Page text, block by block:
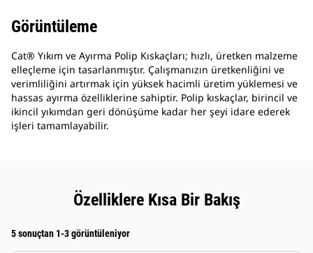
Görüntüleme
Cat® Yıkım ve Ayırma Polip Kıskaçları; hızlı, üretken malzeme
elleçleme için tasarlanmıştır. Çalışmanızın üretkenliğini ve
verimliliğini artırmak için yüksek hacimli üretim yüklemesi ve
hassas ayırma özelliklerine sahiptir. Polip kıskaçlar, birincil ve
ikincil yıkımdan geri dönüşüme kadar her şeyi idare ederek
işleri tamamlayabilir.
Özelliklere Kısa Bir Bakış
5 sonuçtan 1-3 görüntüleniyor